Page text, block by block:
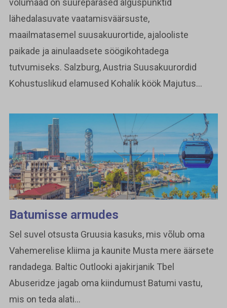
võlumaad on suurepärased alguspunktid
lähedalasuvate vaatamisväärsuste,
maailmatasemel suusakuurortide, ajalooliste
paikade ja ainulaadsete söögikohtadega
tutvumiseks. Salzburg, Austria Suusakuurordid
Kohustuslikud elamused Kohalik köök Majutus...
Batumisse armudes
Sel suvel otsusta Gruusia kasuks, mis võlub oma
Vahemerelise kliima ja kaunite Musta mere äärsete
randadega. Baltic Outlooki ajakirjanik Tbel
Abuseridze jagab oma kiindumust Batumi vastu,
mis on teda alati...